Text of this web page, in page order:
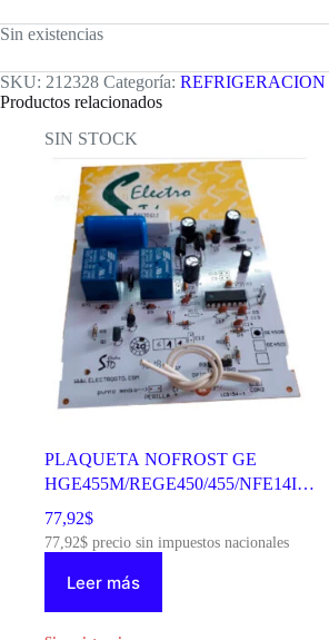
Sin existencias
SKU: 212328 Categoría: REFRIGERACION
Productos relacionados
SIN STOCK
PLAQUETA NOFROST GE
HGE455M/REGE450/455/NFE14I
PANTALLA AZUL/DISPLAY
AVION STD 212301
77,92$
77,92$ precio sin impuestos nacionales
Leer más